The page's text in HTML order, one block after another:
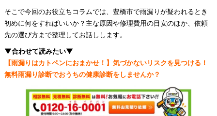
そこで今回のお役立ちコラムでは、豊橋市で雨漏りが疑われるとき
初めに何をすればいいか？主な原因や修理費用の目安のほか、依頼
先の選び方まで整理してお話しします。
▼合わせて読みたい▼
【雨漏りはカトペンにおまかせ！】気づかないリスクを見つける！
無料雨漏り診断でおうちの健康診断をしませんか？